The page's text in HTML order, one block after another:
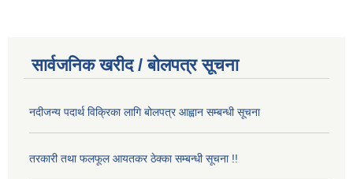
सार्वजनिक खरीद / बोलपत्र सूचना
नदीजन्य पदार्थ विक्रिका लागि बोलपत्र आह्वान सम्बन्धी सूचना
तरकारी तथा फलफूल आयतकर ठेक्का सम्बन्धी सूचना !!